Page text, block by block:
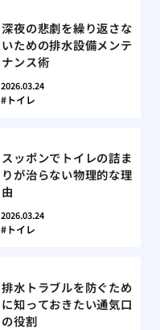
深夜の悲劇を繰り返さな
いための排水設備メンテ
ナンス術
2026.03.24
トイレ
スッポンでトイレの詰ま
りが治らない物理的な理
由
2026.03.24
トイレ
排水トラブルを防ぐため
に知っておきたい通気口
の役割